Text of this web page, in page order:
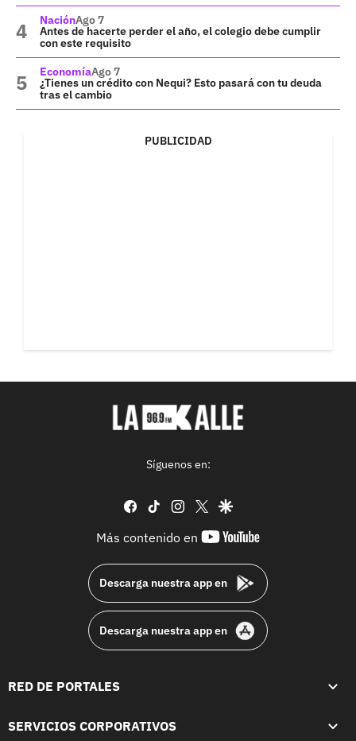
NaciónAgo 7
Antes de hacerte perder el año, el colegio debe cumplir
con este requisito
EconomíaAgo 7
¿Tienes un crédito con Nequi? Esto pasará con tu deuda
tras el cambio
PUBLICIDAD
Síguenos en:
facebook
tiktok instagram
twittergoogle
Más contenido en
youtube-
Descarga nuestra app en
Descarga nuestra app en
RED DE PORTALES
SERVICIOS CORPORATIVOS